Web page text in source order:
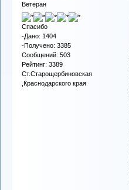
Ветеран
Спасибо
-Дано: 1404
-Получено: 3385
Сообщений: 503
Рейтинг: 3389
Ст.Старощербиновская
,Краснодарского края